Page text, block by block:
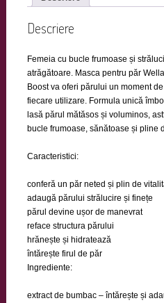
Descriere
Femeia cu bucle frumoase și
atrăgătoare. Masca pentru păr
Boost va oferi părului un moment
fiecare utilizare. Formula unică
lasă părul mătăsos și voluminos,
bucle frumoase, sănătoase și pline
Caracteristici:
conferă un păr neted și plin de
adaugă părului strălucire și finețe
părul devine ușor de manevrat
reface structura părului
hrănește și hidratează
întărește firul de păr
Ingrediente:
extract de bumbac – întărește și